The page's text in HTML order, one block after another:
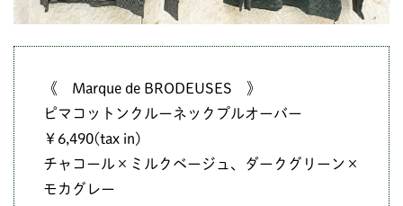
《 Marque de BRODEUSES 》
ピマコットンクルーネックプルオーバー
￥6,490(tax in)
チャコール×ミルクベージュ、ダークグリーン×
モカグレー